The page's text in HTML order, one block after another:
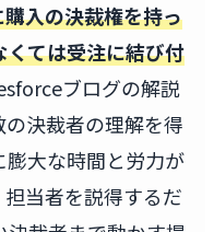
入の決裁権を持っ
ては受注に結び付
ブログの解説
決裁者の理解を得
大な時間と労力が
当者を説得するだ